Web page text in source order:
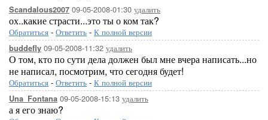
Scandalous2007 09-05-2008-01:30 удалить
ох..какие страсти...это ты о ком так?
Обратиться - Ответить - К полной версии
buddefly 09-05-2008-11:32 удалить
О том, кто по сути дела должен был мне вчера написать...но
не написал, посмотрим, что сегодня будет!
Обратиться - Ответить - К полной версии
Una_Fontana 09-05-2008-15:13 удалить
а я его знаю?